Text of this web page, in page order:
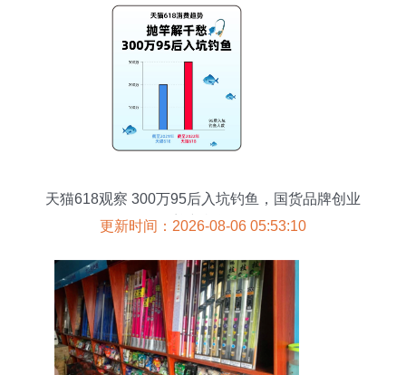
天猫618观察 300万95后入坑钓鱼，国货品牌创业
迎新机遇
更新时间：2026-08-06 05:53:10